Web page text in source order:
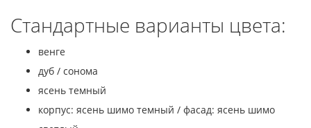
Стандартные варианты цвета:
венге
дуб / сонома
ясень темный
корпус: ясень шимо темный / фасад: ясень шимо